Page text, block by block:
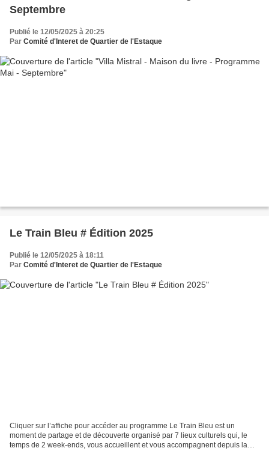
Septembre
Publié le 12/05/2025 à 20:25
Par Comité d'Interet de Quartier de l'Estaque
Le Train Bleu # Édition 2025
Publié le 12/05/2025 à 18:11
Par Comité d'Interet de Quartier de l'Estaque
Cliquer sur l’affiche pour accéder au programme Le Train Bleu est un
moment de partage et de découverte organisé par 7 lieux culturels qui, le
temps de 2 week-ends, vous accueillent et vous accompagnent depuis la